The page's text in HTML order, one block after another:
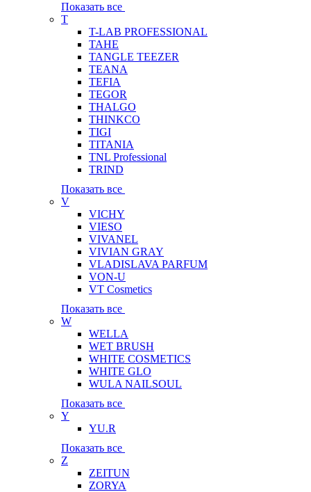
Показать все
T
T-LAB PROFESSIONAL
TAHE
TANGLE TEEZER
TEANA
TEFIA
TEGOR
THALGO
THINKCO
TIGI
TITANIA
TNL Professional
TRIND
Показать все
V
VICHY
VIESO
VIVANEL
VIVIAN GRAY
VLADISLAVA PARFUM
VON-U
VT Cosmetics
Показать все
W
WELLA
WET BRUSH
WHITE COSMETICS
WHITE GLO
WULA NAILSOUL
Показать все
Y
YU.R
Показать все
Z
ZEITUN
ZORYA